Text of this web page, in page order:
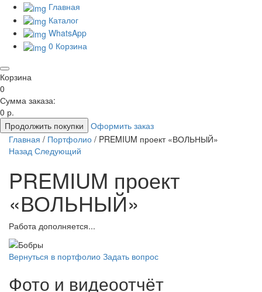
Главная
Каталог
WhatsApp
0 Корзина
Корзина
0
Сумма заказа:
0 р.
Продолжить покупки
Оформить заказ
Главная / Портфолио / PREMIUM проект «ВОЛЬНЫЙ»
Назад Следующий
PREMIUM проект
«ВОЛЬНЫЙ»
Работа дополняется...
Вернуться в портфолио Задать вопрос
Фото и видеоотчёт